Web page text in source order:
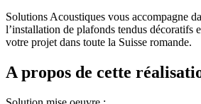
Solutions Acoustiques vous accompagne
l’installation de plafonds tendus décoratifs
votre projet dans toute la Suisse romande.
A propos de cette